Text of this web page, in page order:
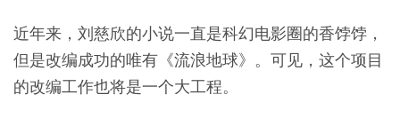
近年来，刘慈欣的小说一直是科幻电影圈的香饽饽，
但是改编成功的唯有《流浪地球》。可见，这个项目
的改编工作也将是一个大工程。